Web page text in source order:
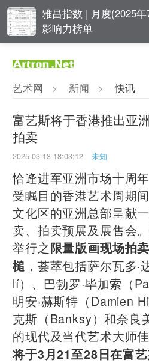
雅昌指数 | 月度(2025
影响力榜单
破界与归真
后古玩经纪人
艺术网 > 新闻 > 快讯
富艺斯将于香港推出亚
拍卖
2025-03-13 18:03:12 未知
恰逢进军亚洲市场十周
受瞩目的香港艺术周期
文化区的亚洲总部呈献
卖、拍卖预展及展售会
举行之限量版画现场拍
槌 ，荟萃包括萨尔瓦多
lí）、巴勃罗·毕加索（
明安·赫斯特（Damien
克斯（Banksy）和奈良
的现代及当代艺术大师佳
将于3月21至28日在富艺